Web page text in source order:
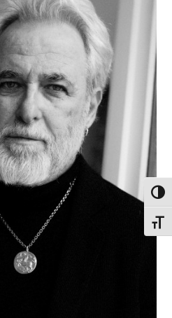
הפעל/כבה ניגודיות גבוהה
מתג גודל גופן